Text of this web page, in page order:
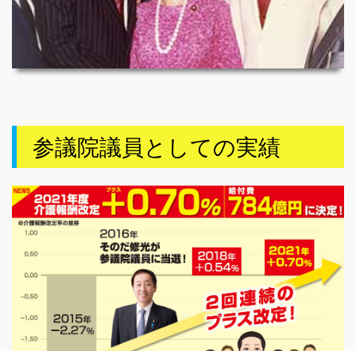
参議院議員としての実績